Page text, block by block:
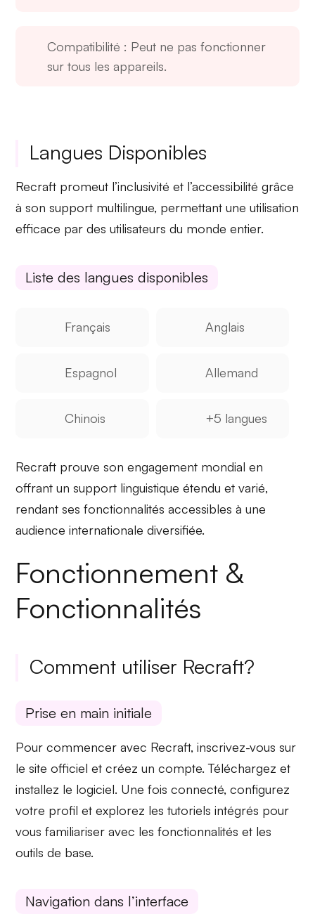
Compatibilité : Peut ne pas fonctionner
sur tous les appareils.
Langues Disponibles
Recraft promeut l’inclusivité et l’accessibilité grâce
à son support multilingue, permettant une utilisation
efficace par des utilisateurs du monde entier.
Liste des langues disponibles
Français Anglais
Espagnol Allemand
Chinois +5 langues
Recraft prouve son engagement mondial en
offrant un support linguistiqueétendu etvarié,
rendant ses fonctionnalités accessibles à une
audience internationale diversifiée.
Fonctionnement &
Fonctionnalités
Comment utiliser Recraft?
Prise en main initiale
Pour commencer avec Recraft, inscrivez-vous sur
lesite officiel et créez un compte. Téléchargez et
installez le logiciel. Une fois connecté,configurez
votre profil et explorez les tutoriels intégrés pour
vous familiariser avec les fonctionnalités et les
outils de base.
Navigation dans l’interface